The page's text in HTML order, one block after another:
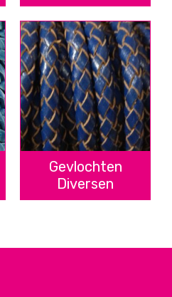
Gevlochten
Diversen